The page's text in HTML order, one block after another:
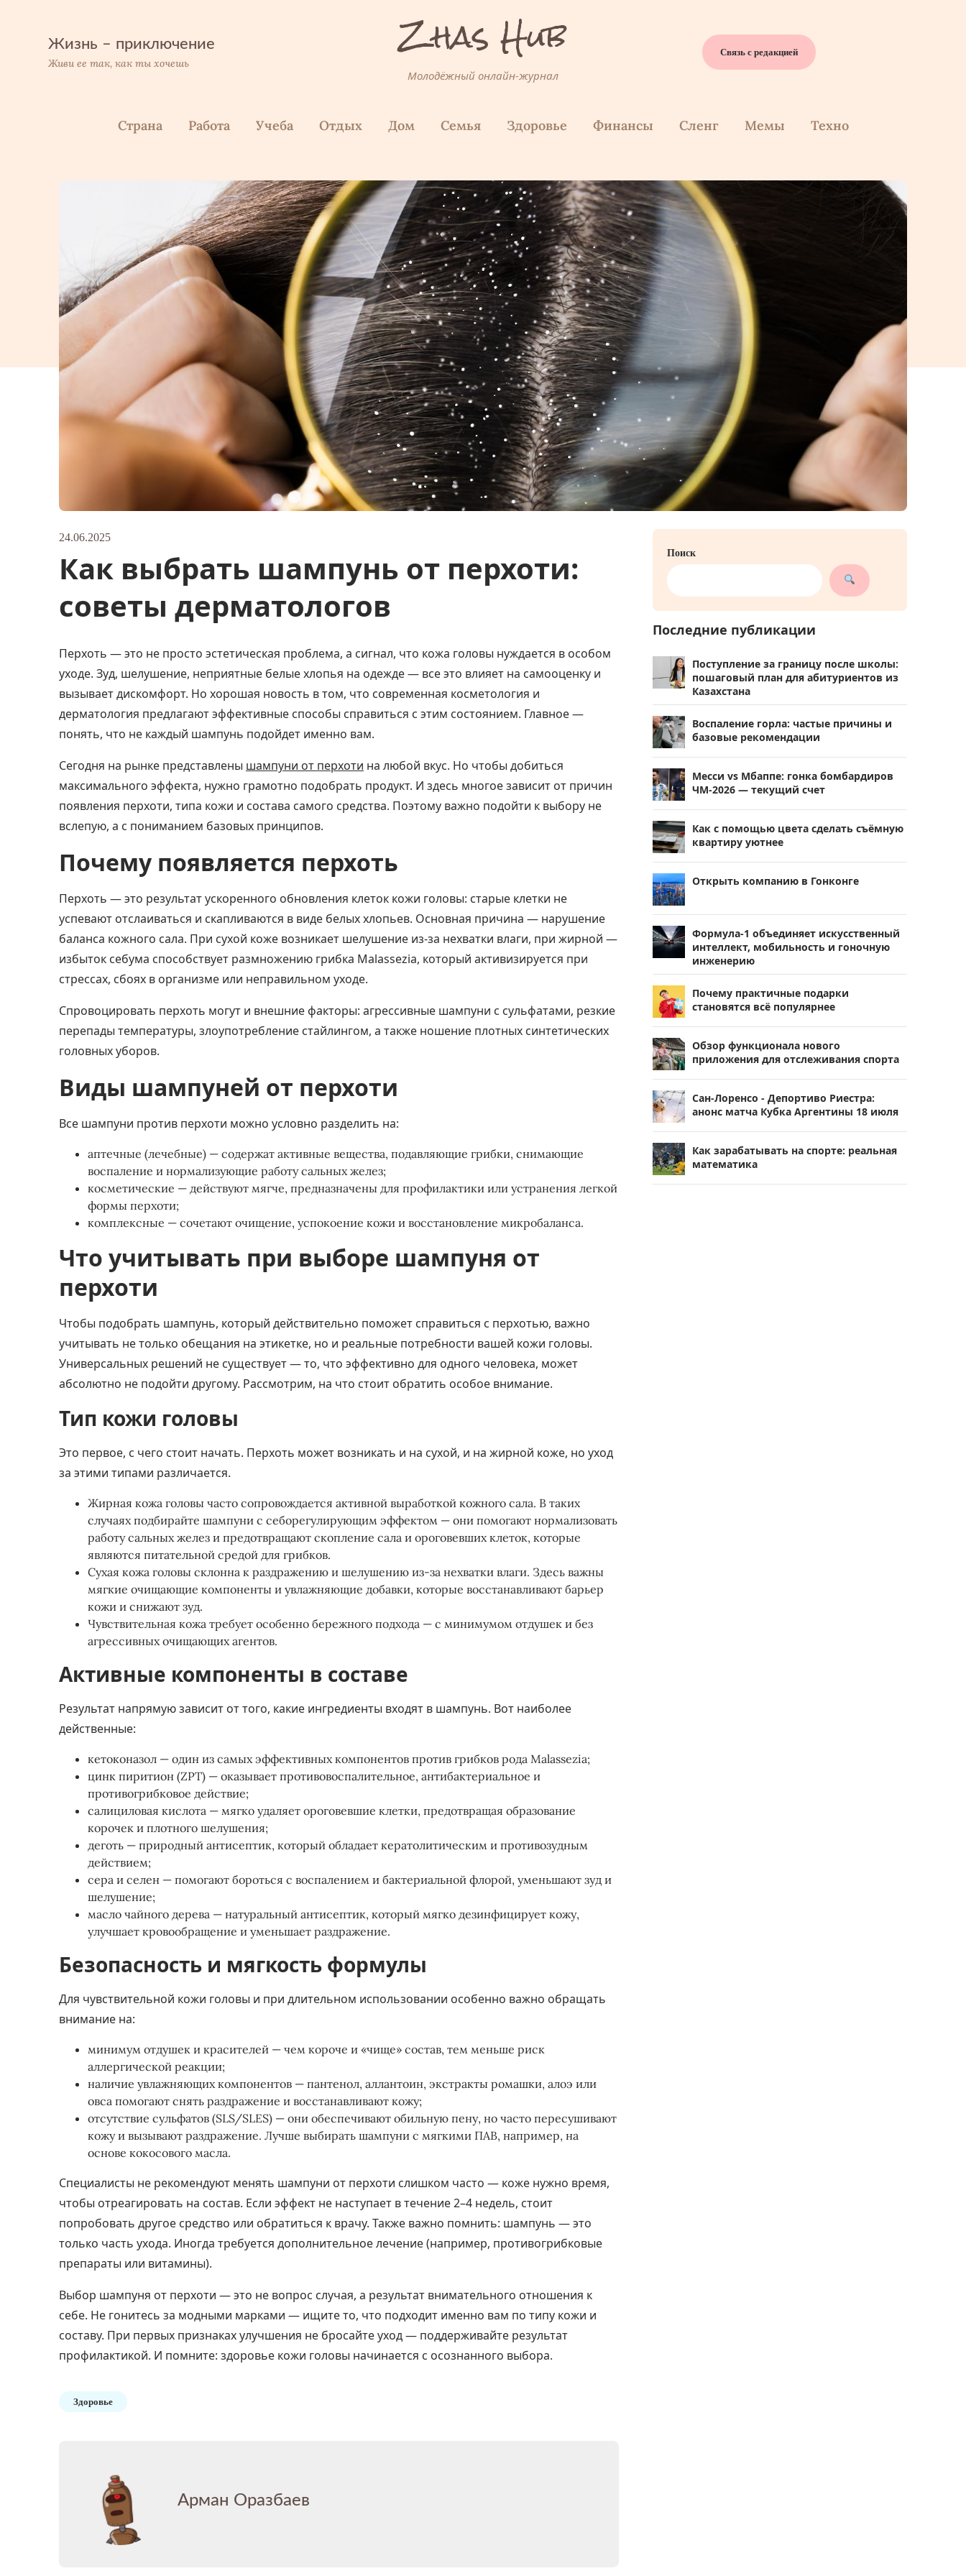
содержимомуЖизнь – приключение
Живи ее так, как ты хочешь Zhas Hub
Молодёжный онлайн-журнал
Связь с редакцией
Страна Работа Учеба Отдых Дом Семья Здоровье Финанcы Сленг Мемы Техно
24.06.2025
Как выбрать шампунь от перхоти:
советы дерматологов
Перхоть — это не просто эстетическая проблема, а сигнал, что кожа головы нуждается в особом
уходе. Зуд, шелушение, неприятные белые хлопья на одежде — все это влияет на самооценку и
вызывает дискомфорт. Но хорошая новость в том, что современная косметология и
дерматология предлагают эффективные способы справиться с этим состоянием. Главное —
понять, что не каждый шампунь подойдет именно вам.
Сегодня на рынке представлены шампуни от перхоти на любой вкус. Но чтобы добиться
максимального эффекта, нужно грамотно подобрать продукт. И здесь многое зависит от причин
появления перхоти, типа кожи и состава самого средства. Поэтому важно подойти к выбору не
вслепую, а с пониманием базовых принципов.
Почему появляется перхоть
Перхоть — это результат ускоренного обновления клеток кожи головы: старые клетки не
успевают отслаиваться и скапливаются в виде белых хлопьев. Основная причина — нарушение
баланса кожного сала. При сухой коже возникает шелушение из-за нехватки влаги, при жирной —
избыток себума способствует размножению грибка Malassezia, который активизируется при
стрессах, сбоях в организме или неправильном уходе.
Спровоцировать перхоть могут и внешние факторы: агрессивные шампуни с сульфатами, резкие
перепады температуры, злоупотребление стайлингом, а также ношение плотных синтетических
головных уборов.
Виды шампуней от перхоти
Все шампуни против перхоти можно условно разделить на:
аптечные (лечебные) — содержат активные вещества, подавляющие грибки, снимающие
воспаление и нормализующие работу сальных желез;
косметические — действуют мягче, предназначены для профилактики или устранения легкой
формы перхоти;
комплексные — сочетают очищение, успокоение кожи и восстановление микробаланса.
Что учитывать при выборе шампуня от
перхоти
Чтобы подобрать шампунь, который действительно поможет справиться с перхотью, важно
учитывать не только обещания на этикетке, но и реальные потребности вашей кожи головы.
Универсальных решений не существует — то, что эффективно для одного человека, может
абсолютно не подойти другому. Рассмотрим, на что стоит обратить особое внимание.
Тип кожи головы
Это первое, с чего стоит начать. Перхоть может возникать и на сухой, и на жирной коже, но уход
за этими типами различается.
Жирная кожа головы часто сопровождается активной выработкой кожного сала. В таких
случаях подбирайте шампуни с себорегулирующим эффектом — они помогают нормализовать
работу сальных желез и предотвращают скопление сала и ороговевших клеток, которые
являются питательной средой для грибков.
Сухая кожа головы склонна к раздражению и шелушению из-за нехватки влаги. Здесь важны
мягкие очищающие компоненты и увлажняющие добавки, которые восстанавливают барьер
кожи и снижают зуд.
Чувствительная кожа требует особенно бережного подхода — с минимумом отдушек и без
агрессивных очищающих агентов.
Активные компоненты в составе
Результат напрямую зависит от того, какие ингредиенты входят в шампунь. Вот наиболее
действенные:
кетоконазол — один из самых эффективных компонентов против грибков рода Malassezia;
цинк пиритион (ZPT) — оказывает противовоспалительное, антибактериальное и
противогрибковое действие;
салициловая кислота — мягко удаляет ороговевшие клетки, предотвращая образование
корочек и плотного шелушения;
деготь — природный антисептик, который обладает кератолитическим и противозудным
действием;
сера и селен — помогают бороться с воспалением и бактериальной флорой, уменьшают зуд и
шелушение;
масло чайного дерева — натуральный антисептик, который мягко дезинфицирует кожу,
улучшает кровообращение и уменьшает раздражение.
Безопасность и мягкость формулы
Для чувствительной кожи головы и при длительном использовании особенно важно обращать
внимание на:
минимум отдушек и красителей — чем короче и «чище» состав, тем меньше риск
аллергической реакции;
наличие увлажняющих компонентов — пантенол, аллантоин, экстракты ромашки, алоэ или
овса помогают снять раздражение и восстанавливают кожу;
отсутствие сульфатов (SLS/SLES) — они обеспечивают обильную пену, но часто пересушивают
кожу и вызывают раздражение. Лучше выбирать шампуни с мягкими ПАВ, например, на
основе кокосового масла.
Специалисты не рекомендуют менять шампуни от перхоти слишком часто — коже нужно время,
чтобы отреагировать на состав. Если эффект не наступает в течение 2–4 недель, стоит
попробовать другое средство или обратиться к врачу. Также важно помнить: шампунь — это
только часть ухода. Иногда требуется дополнительное лечение (например, противогрибковые
препараты или витамины).
Выбор шампуня от перхоти — это не вопрос случая, а результат внимательного отношения к
себе. Не гонитесь за модными марками — ищите то, что подходит именно вам по типу кожи и
составу. При первых признаках улучшения не бросайте уход — поддерживайте результат
профилактикой. И помните: здоровье кожи головы начинается с осознанного выбора.
Здоровье
Арман Оразбаев
Поиск
Последние публикации
Поступление за границу после школы:
пошаговый план для абитуриентов из
Казахстана
Воспаление горла: частые причины и
базовые рекомендации
Месси vs Мбаппе: гонка бомбардиров
ЧМ-2026 — текущий счет
Как с помощью цвета сделать съёмную
квартиру уютнее
Открыть компанию в Гонконге
Формула-1 объединяет искусственный
интеллект, мобильность и гоночную
инженерию
Почему практичные подарки
становятся всё популярнее
Обзор функционала нового
приложения для отслеживания спорта
Сан-Лоренсо - Депортиво Риестра:
анонс матча Кубка Аргентины 18 июля
Как зарабатывать на спорте: реальная
математика